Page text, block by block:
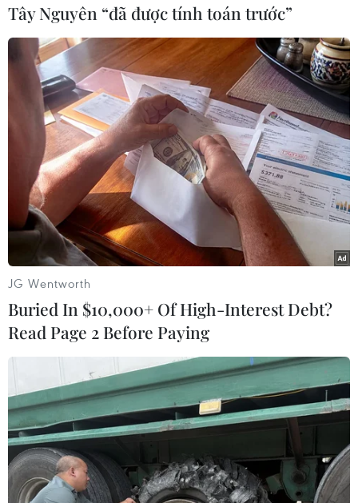
#Căng thẳng vùng Vịnh
#Tàu chở dầu
#Bộ Ngoại giao Iran
#Adrian Darya 1
#Gibraltar
Iran
Theo dõi VietnamPlus
TIN LIÊN QUAN
Tây Nguyên “đã được tính toán trước”
JG Wentworth
Buried In $10,000+ Of High-Interest Debt?
Read Page 2 Before Paying